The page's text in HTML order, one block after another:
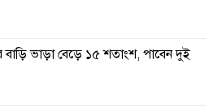
বাড়ি ভাড়া বেড়ে ১৫ শতাংশ, পাবেন দুই